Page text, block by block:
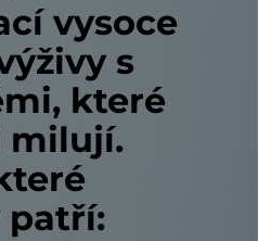
vysoce
s
které
milují.
patří: